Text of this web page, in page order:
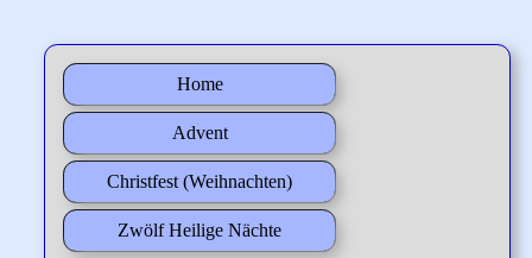
Home
Advent
Christfest (Weihnachten)
Zwölf Heilige Nächte